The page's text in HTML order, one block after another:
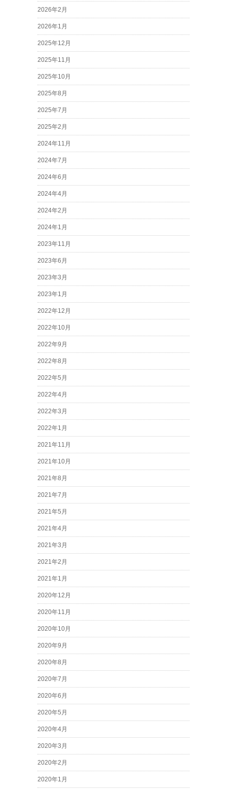
2026年2月
2026年1月
2025年12月
2025年11月
2025年10月
2025年8月
2025年7月
2025年2月
2024年11月
2024年7月
2024年6月
2024年4月
2024年2月
2024年1月
2023年11月
2023年6月
2023年3月
2023年1月
2022年12月
2022年10月
2022年9月
2022年8月
2022年5月
2022年4月
2022年3月
2022年1月
2021年11月
2021年10月
2021年8月
2021年7月
2021年5月
2021年4月
2021年3月
2021年2月
2021年1月
2020年12月
2020年11月
2020年10月
2020年9月
2020年8月
2020年7月
2020年6月
2020年5月
2020年4月
2020年3月
2020年2月
2020年1月